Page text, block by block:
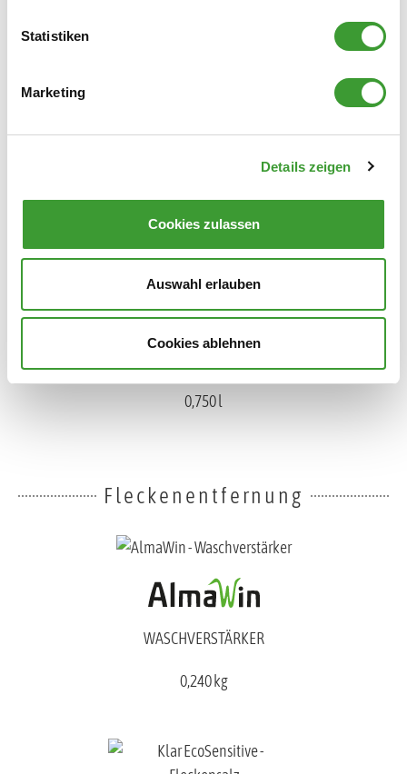
Statistiken
Marketing
Details zeigen
Cookies zulassen
Auswahl erlauben
Cookies ablehnen
BIO WÄSCHEDUFT LINDENBLÜTE
0,750 l
Fleckenentfernung
WASCHVERSTÄRKER
0,240 kg